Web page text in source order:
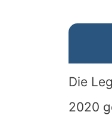
Die
2020